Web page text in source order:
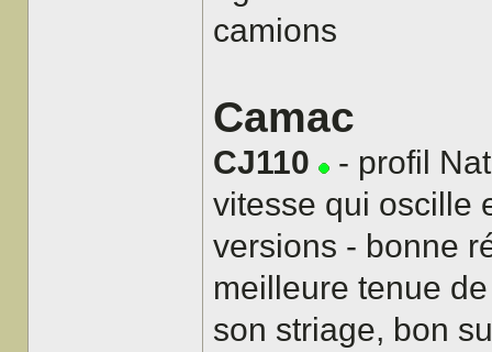
camions
Camac
CJ110
- profil
vitesse qui oscille
versions - bonne
meilleure tenue
son striage, bon